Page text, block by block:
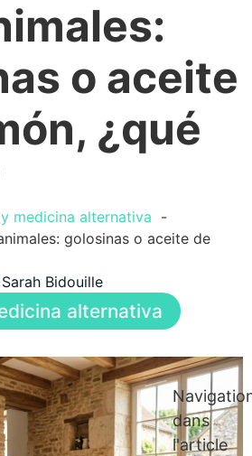
o aceite
¿qué
medicina alternativa
golosinas o aceite de
Sarah Bidouille
alternativa
dans
l'article